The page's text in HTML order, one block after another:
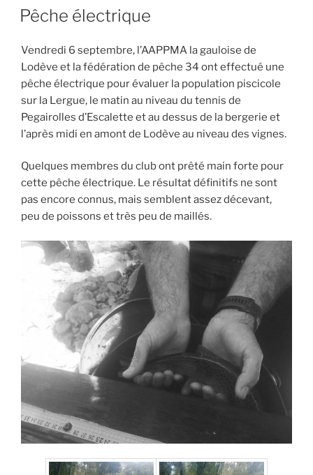
galets… »
LE
Pêche électrique
Vendredi 6 septembre, l’AAPPMA la gauloise de
Lodève et la fédération de pêche 34 ont effectué une
pêche électrique pour évaluer la population piscicole
sur la Lergue, le matin au niveau du tennis de
Pegairolles d’Escalette et au dessus de la bergerie et
l’après midi en amont de Lodève au niveau des vignes.
Quelques membres du club ont prêté main forte pour
cette pêche électrique. Le résultat définitifs ne sont
pas encore connus, mais semblent assez décevant,
peu de poissons et très peu de maillés.